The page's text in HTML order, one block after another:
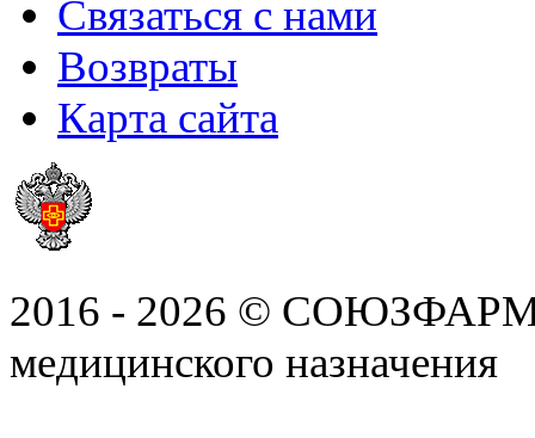
Связаться с нами
Возвраты
Карта сайта
2016 - 2026 © СОЮЗФАРМ,
медицинского назначения